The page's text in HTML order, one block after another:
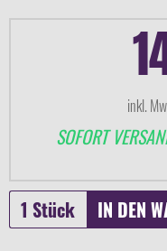
inkl.
SOFORT
IN DEN